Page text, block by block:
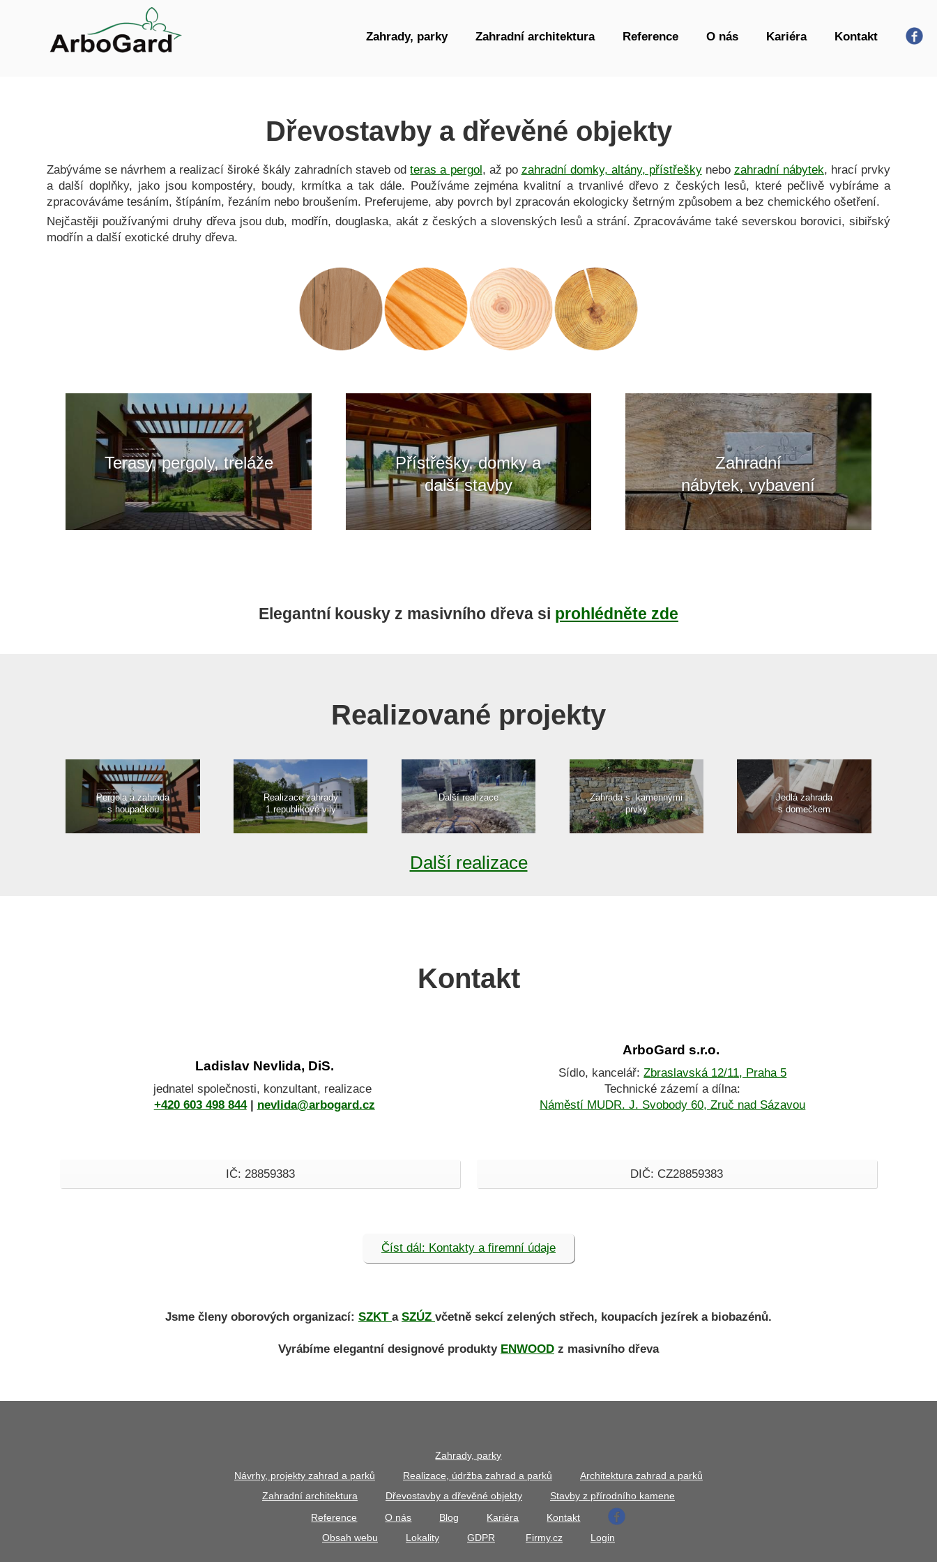
Zahrady, parky Zahradní architektura Reference O nás Kariéra Kontakt
Dřevostavby a dřevěné objekty
Zabýváme se návrhem a realizací široké škály zahradních staveb odteras a pergol, až po zahradní domky, altány, přístřeškynebo zahradní nábytek, hrací prvky
a další doplňky, jako jsou kompostéry, boudy, krmítka a tak dále. Používáme zejména kvalitní a trvanlivé dřevo z českých lesů, které pečlivě vybíráme a
zpracováváme tesáním, štípáním, řezáním nebo broušením. Preferujeme, aby povrch byl zpracován ekologicky šetrným způsobem a bez chemického ošetření.
Nejčastěji používanými druhy dřeva jsou dub, modřín, douglaska, akát z českých a slovenských lesů a strání. Zpracováváme také severskou borovici, sibiřský
modřín a další exotické druhy dřeva.
Terasy, pergoly, treláže
Přístřešky, domky a
další stavby
Zahradní
nábytek, vybavení
Elegantní kousky z masivního dřeva si prohlédněte zde
Realizované projekty
Pergola a zahrada
s houpačkou
Realizace zahrady
1.republikové vily
Další realizace
Zahrada s kamennými
prvky
Jedlá zahrada
s domečkem
Další realizace
Kontakt
Ladislav Nevlida, DiS.
jednatel společnosti, konzultant, realizace
+420 603 498 844| nevlida@arbogard.cz
ArboGard s.r.o.
Sídlo, kancelář:Zbraslavská 12/11, Praha 5
Technické zázemí a dílna:
Náměstí MUDR. J. Svobody 60, Zruč nad Sázavou
IČ: 28859383 DIČ: CZ28859383
Číst dál: Kontakty a firemní údaje
Jsme členy oborových organizací: SZKT a SZÚZ včetně sekcí zelených střech, koupacích jezírek a biobazénů.
Vyrábíme elegantní designové produkty ENWOOD z masivního dřeva
Zahrady, parky
Návrhy, projekty zahrad a parků
Realizace, údržba zahrad a parků
Architektura zahrad a parků
Zahradní architektura
Dřevostavby a dřevěné objekty
Stavby z přírodního kamene
Reference
O nás Blog Kariéra
Kontakt
Obsah webu
Lokality GDPR Firmy.cz Login